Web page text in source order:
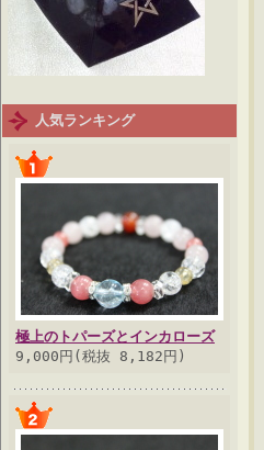
人気ランキング
極上のトパーズとインカローズ
9,000円(税抜 8,182円)